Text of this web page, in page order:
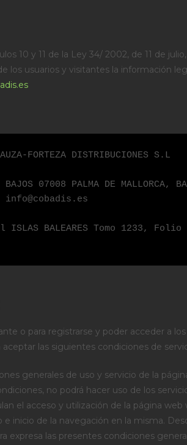
10 y 11 de la Ley 34/ 2002, de 11 de
los usuarios y visitantes la información
FORTEZA DISTRIBUCIONES S.L
07008 PALMA DE MALLORCA,
BALEARES Tomo 1233, Folio
o para registrarse y poder acceder a
aceptar las siguientes condiciones de
generales de uso y servicio de la
no podrá hacer uso de los
el acceso y utilización de la página
e inicio de la navegación en la misma.
expresa las presentes condiciones